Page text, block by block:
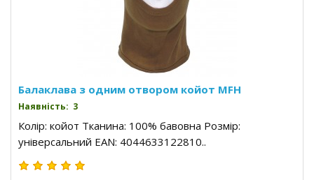
Балаклава з одним отвором койот MFH
Наявність: 3
Колір: койот Тканина: 100% бавовна Розмір:
універсальний EAN: 4044633122810..